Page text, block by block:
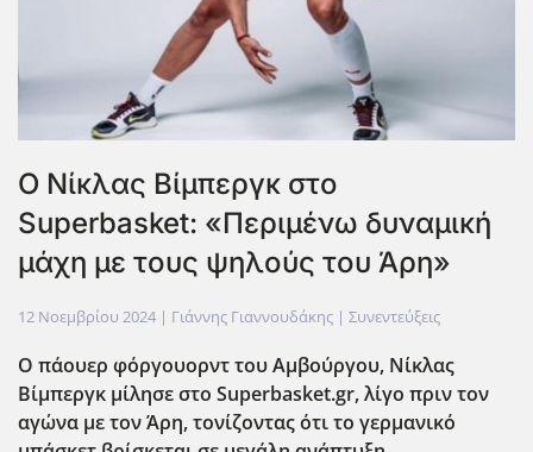
Ο Νίκλας Βίμπεργκ στο
Superbasket: «Περιμένω δυναμική
μάχη με τους ψηλούς του Άρη»
12 Νοεμβρίου 2024 | Γιάννης Γιαννουδάκης | Συνεντεύξεις
Ο πάουερ φόργουορντ του Αμβούργου, Νίκλας
Βίμπεργκ μίλησε στο Superbasket.gr, λίγο πριν τον
αγώνα με τον Άρη, τονίζοντας ότι το γερμανικό